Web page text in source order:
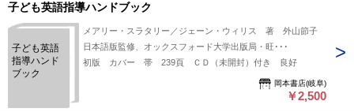
子ども英語指導ハンドブック
子ども英語
指導ハンド
ブック
メアリー・スラタリー／ジェーン・ウィリス 著 外山節子
日本語版監修、オックスフォード大学出版局・旺･･･
初版 カバー 帯 239頁 ＣＤ（未開封）付き 良好
岡本書店(岐阜)
￥2,500